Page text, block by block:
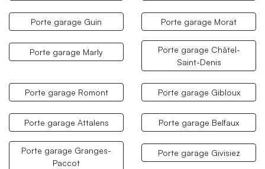
Porte garage Guin Porte garage Morat
Porte garage Marly
Porte garage Châtel-
Saint-Denis
Porte garage Romont Porte garage Gibloux
Porte garage Attalens Porte garage Belfaux
Porte garage Granges-
Paccot
Porte garage Givisiez